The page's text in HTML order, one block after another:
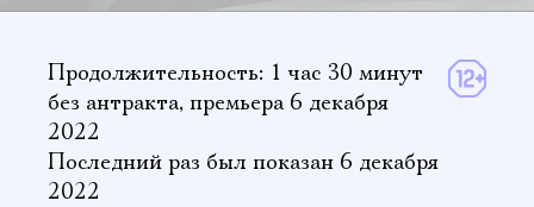
Продолжительность: 1 час 30 минут
без антракта, премьера 6 декабря
2022
Последний раз был показан 6 декабря
2022